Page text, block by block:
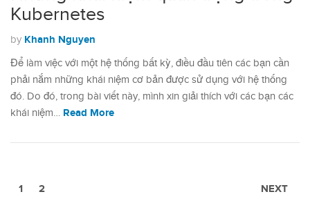
Kubernetes
by Khanh Nguyen
Để làm việc với một hệ thống bất kỳ, điều đầu tiên các bạn cần
phải nắm những khái niệm cơ bản được sử dụng với hệ thống
đó. Do đó, trong bài viết này, mình xin giải thích với các bạn các
khái niệm… Read More
1 2 NEXT